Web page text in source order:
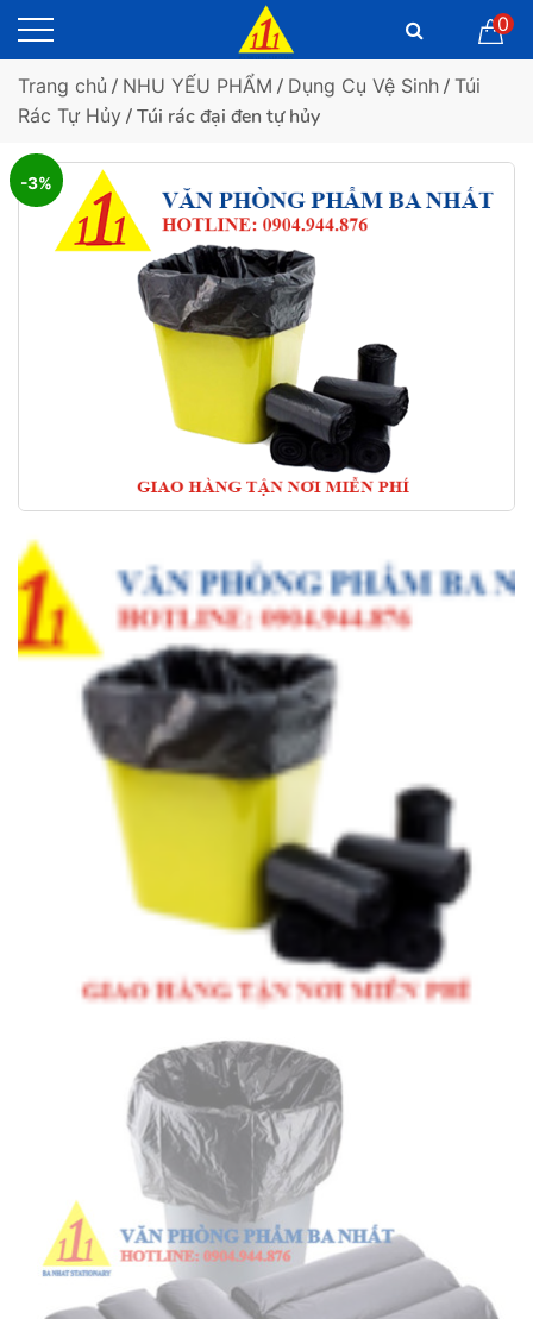
0
Trang chủ / NHU YẾU PHẨM / Dụng Cụ Vệ Sinh / Túi
Rác Tự Hủy / Túi rác đại đen tự hủy
-3%